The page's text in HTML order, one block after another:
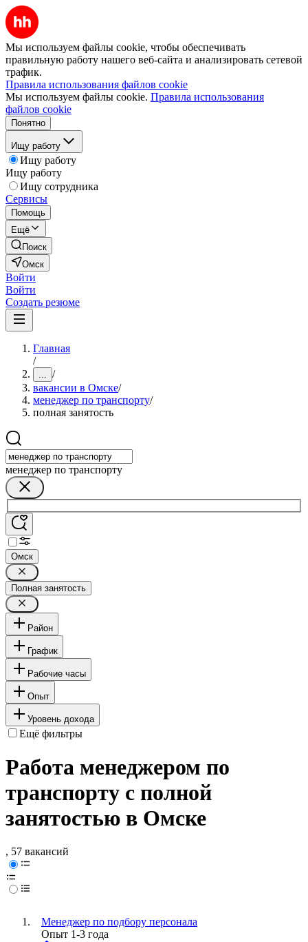
Мы используем файлы cookie, чтобы обеспечивать
правильную работу нашего веб-сайта и анализировать сетевой
трафик.
Правила использования файлов cookie
Мы используем файлы cookie. Правила использования
файлов cookie
Понятно
Ищу работу
Ищу работу
Ищу работу
Ищу сотрудника
Сервисы
Помощь
Ещё
Поиск
Омск
Войти
Войти
Создать резюме
Главная
/
... /
вакансии в Омске/
менеджер по транспорту/
полная занятость
менеджер по транспорту
Омск
Полная занятость
Район
График
Рабочие часы
Опыт
Уровень дохода
Ещё фильтры
Работа менеджером по
транспорту с полной
занятостью в Омске
, 57 вакансий
Менеджер по подбору персонала
Опыт 1-3 года